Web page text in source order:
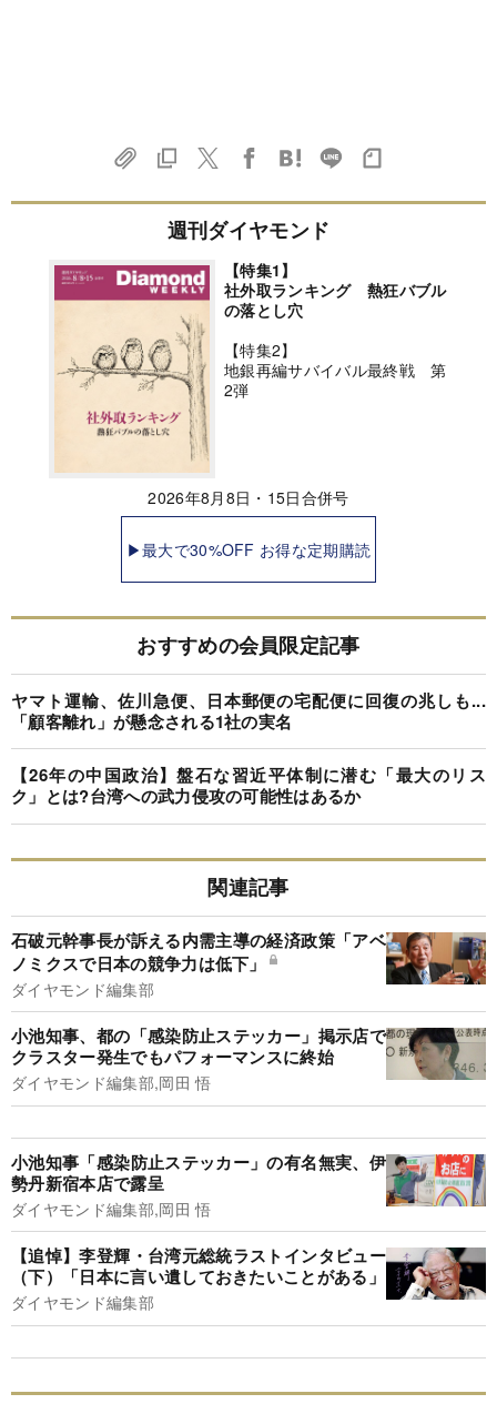
週刊ダイヤモンド
【特集1】
社外取ランキング 熱狂バブル
の落とし穴
【特集2】
地銀再編サバイバル最終戦 第
2弾
2026年8月8日・15日合併号
▶最大で30%OFF お得な定期購読
おすすめの会員限定記事
ヤマト運輸、佐川急便、日本郵便の宅配便に回復の兆しも...
「顧客離れ」が懸念される1社の実名
【26年の中国政治】盤石な習近平体制に潜む「最大のリス
ク」とは?台湾への武力侵攻の可能性はあるか
関連記事
石破元幹事長が訴える内需主導の経済政策「アベ
ノミクスで日本の競争力は低下」
ダイヤモンド編集部
小池知事、都の「感染防止ステッカー」掲示店で
クラスター発生でもパフォーマンスに終始
ダイヤモンド編集部,岡田 悟
小池知事「感染防止ステッカー」の有名無実、伊
勢丹新宿本店で露呈
ダイヤモンド編集部,岡田 悟
【追悼】李登輝・台湾元総統ラストインタビュー
（下）「日本に言い遺しておきたいことがある」
ダイヤモンド編集部